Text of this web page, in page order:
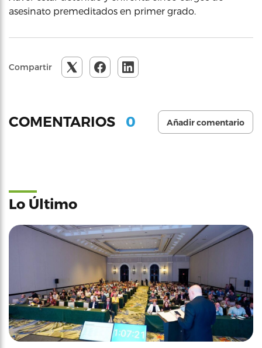
asesinato premeditados en primer grado.
Compartir
COMENTARIOS 0 Añadir comentario
Lo Último